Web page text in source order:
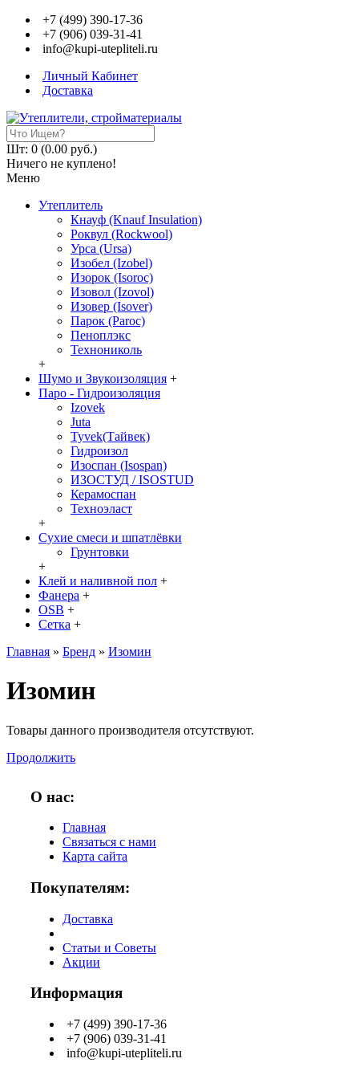
+7 (499) 390-17-36
+7 (906) 039-31-41
info@kupi-utepliteli.ru
Личный Кабинет
Доставка
Шт: 0 (0.00 руб.)
Ничего не куплено!
Меню
Утеплитель
Кнауф (Knauf Insulation)
Роквул (Rockwool)
Урса (Ursa)
Изобел (Izobel)
Изорок (Isoroc)
Изовол (Izovol)
Изовер (Isover)
Парок (Paroс)
Пеноплэкс
Технониколь
+
Шумо и Звукоизоляция +
Паро - Гидроизоляция
Izovek
Juta
Tyvek(Тайвек)
Гидроизол
Изоспан (Isospan)
ИЗОСТУД / ISOSTUD
Керамоспан
Техноэласт
+
Сухие смеси и шпатлёвки
Грунтовки
+
Клей и наливной пол +
Фанера +
OSB +
Сетка +
Главная » Бренд » Изомин
Изомин
Товары данного производителя отсутствуют.
Продолжить
О нас:
Главная
Связаться с нами
Карта сайта
Покупателям:
Доставка
Статьи и Советы
Акции
Информация
+7 (499) 390-17-36
+7 (906) 039-31-41
info@kupi-utepliteli.ru